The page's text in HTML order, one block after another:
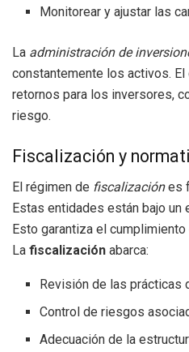
Monitorear y ajustar las
La administración de
constantemente los activos.
retornos para los inversores,
riesgo.
Fiscalización y
El régimen de fiscalizaciónes
Estas entidades están bajo un
Esto garantiza el cumplimiento
La fiscalización abarca:
Revisión de las prácticas
Control de riesgos
Adecuación de la